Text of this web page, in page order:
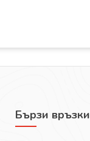
Бързи връзки